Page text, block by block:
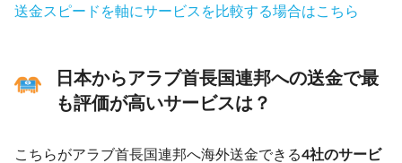
送金スピードを軸にサービスを比較する場合はこちら
日本からアラブ首長国連邦への送金で最
も評価が高いサービスは？
こちらがアラブ首長国連邦へ海外送金できる4社のサービ